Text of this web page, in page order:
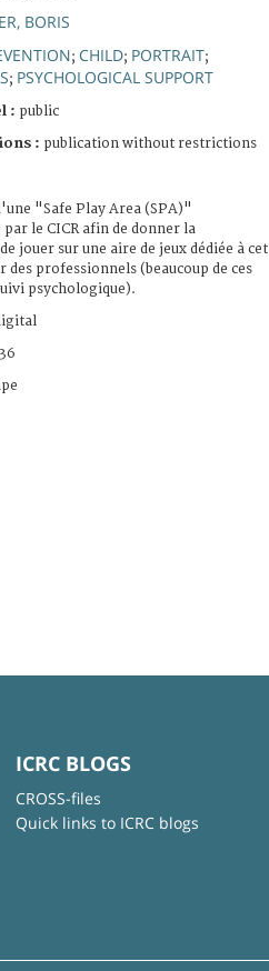
BORIS
; CHILD; PORTRAIT;
; PSYCHOLOGICAL SUPPORT
: public
: publication without restrictions
"Safe Play Area (SPA)"
le CICR afin de donner la
jouer sur une aire de jeux dédiée à cet
professionnels (beaucoup de ces
psychologique).
ICRC BLOGS
CROSS-files
Quick links to ICRC blogs